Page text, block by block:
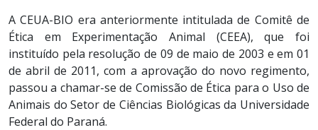
A CEUA-BIO era anteriormente intitulada de Comitê de
Ética em Experimentação Animal (CEEA), que foi
instituído pela resolução de 09 de maio de 2003 e em 01
de abril de 2011, com a aprovação do novo regimento,
passou a chamar-se de Comissão de Ética para o Uso de
Animais do Setor de Ciências Biológicas da Universidade
Federal do Paraná.